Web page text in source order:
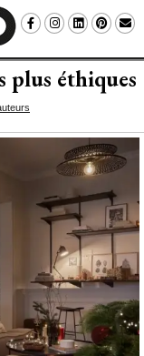
plus éthiques